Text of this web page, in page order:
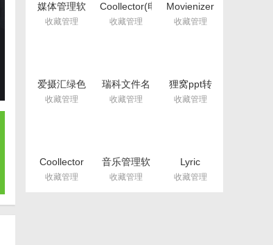
媒体管理软
件(EMDB)
v2.32 绿色
收藏管理
Coollector(电
影百科全书)
v4.11.6 官
收藏管理
Movienizer
免费版(电影
收藏整理工
收藏管理
爱摄汇绿色
版(照片视频
备份应用)
收藏管理
瑞科文件名
提取器免费
版(文件名提
收藏管理
狸窝ppt转
换器(PPT格
式转换工具)
收藏管理
Coollector
Movie
Database(媒
收藏管理
音乐管理软
件(Helium
Music
收藏管理
Lyric
Library(歌
词搜索管理
收藏管理